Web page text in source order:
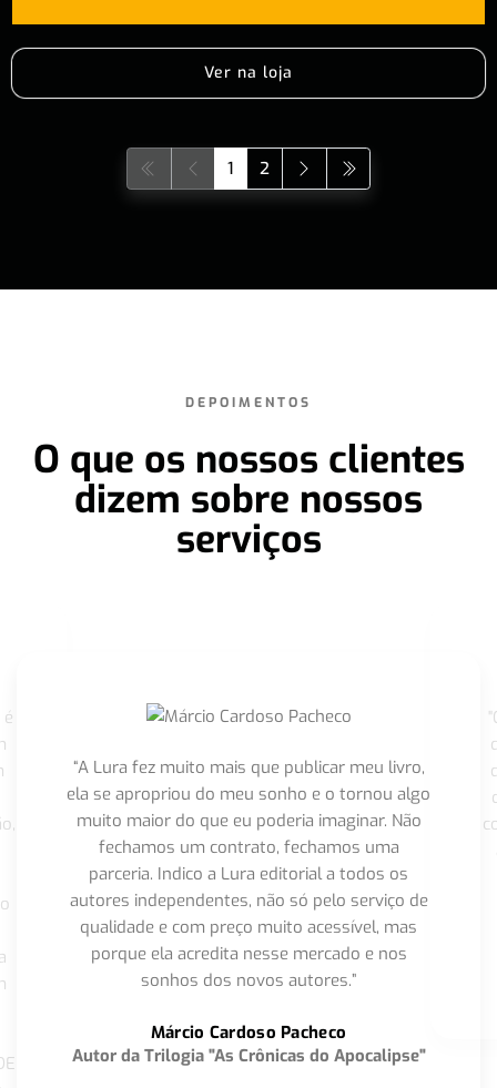
Ver na loja
1 2
DEPOIMENTOS
O que os nossos clientes
dizem sobre nossos
serviços
“A Lura fez muito mais que publicar meu livro,
ela se apropriou do meu sonho e o tornou algo
muito maior do que eu poderia imaginar. Não
fechamos um contrato, fechamos uma
parceria. Indico a Lura editorial a todos os
autores independentes, não só pelo serviço de
qualidade e com preço muito acessível, mas
porque ela acredita nesse mercado e nos
sonhos dos novos autores.”
Márcio Cardoso Pacheco
Autor da Trilogia "As Crônicas do Apocalipse"